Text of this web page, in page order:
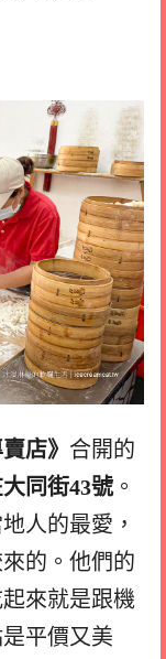
店》 合開的
同街43號。
人的最愛，
的。他們的
來就是跟機
平價又美